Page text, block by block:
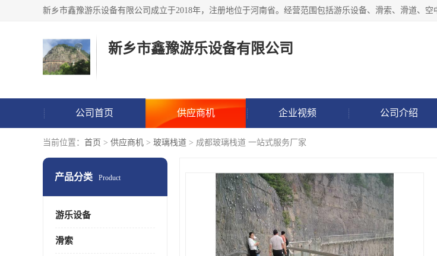
新乡市鑫豫游乐设备有限公司
公司首页 供应商机 企业视频 公司介绍
当前位置： 首页 > 供应商机 > 玻璃栈道 > 成都玻璃栈道 一站式服务厂家
产品分类 Product
游乐设备
滑索